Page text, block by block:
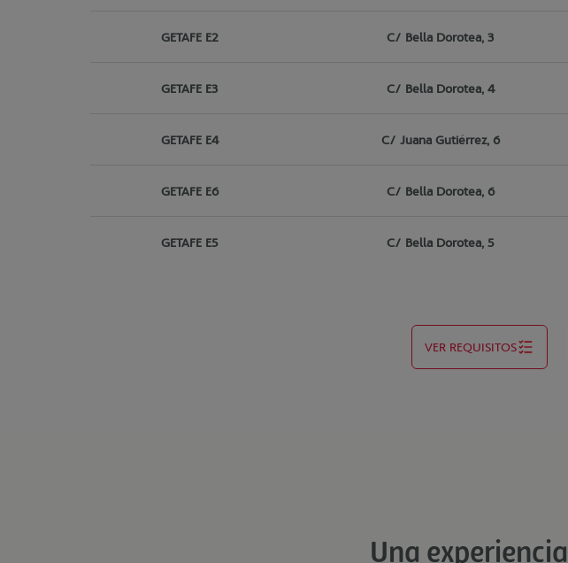
GETAFE E2 C/ Bella Dorotea, 3
GETAFE E3 C/ Bella Dorotea, 4
GETAFE E4 C/ Juana Gutiérrez, 6
GETAFE E6 C/ Bella Dorotea, 6
GETAFE E5 C/ Bella Dorotea, 5
VER REQUISITOS
Una